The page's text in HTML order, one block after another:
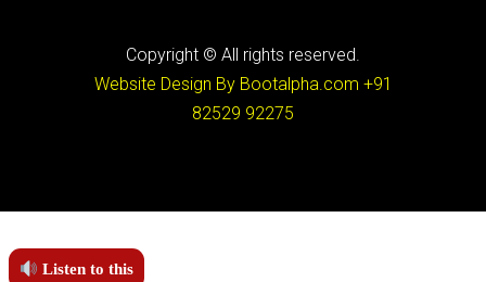
Copyright © All rights reserved.
Website Design By Bootalpha.com +91
82529 92275
Listen to this